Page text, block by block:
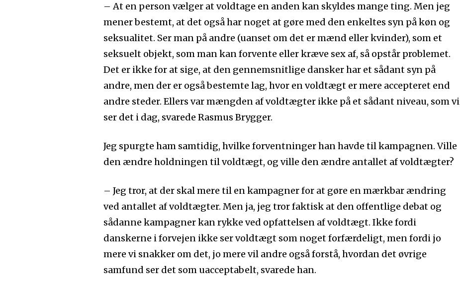
– At en person vælger at voldtage en anden kan skyldes mange ting. Men jeg
mener bestemt, at det også har noget at gøre med den enkeltes syn på køn og
seksualitet. Ser man på andre (uanset om det er mænd eller kvinder), som et
seksuelt objekt, som man kan forvente eller kræve sex af, så opstår problemet.
Det er ikke for at sige, at den gennemsnitlige dansker har et sådant syn på
andre, men der er også bestemte lag, hvor en voldtægt er mere accepteret end
andre steder. Ellers var mængden af voldtægter ikke på et sådant niveau, som vi
ser det i dag, svarede Rasmus Brygger.
Jeg spurgte ham samtidig, hvilke forventninger han havde til kampagnen. Ville
den ændre holdningen til voldtægt, og ville den ændre antallet af voldtægter?
– Jeg tror, at der skal mere til en kampagner for at gøre en mærkbar ændring
ved antallet af voldtægter. Men ja, jeg tror faktisk at den offentlige debat og
sådanne kampagner kan rykke ved opfattelsen af voldtægt. Ikke fordi
danskerne i forvejen ikke ser voldtægt som noget forfærdeligt, men fordi jo
mere vi snakker om det, jo mere vil andre også forstå, hvordan det øvrige
samfund ser det som uacceptabelt, svarede han.